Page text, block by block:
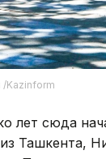
/Kazinform
лет сюда
Ташкента,